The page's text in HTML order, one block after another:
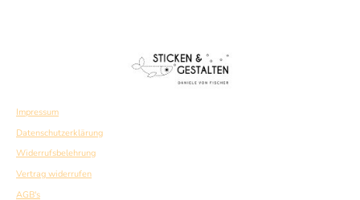
Impressum
Datenschutzerklärung
Widerrufsbelehrung
Vertrag widerrufen
AGB's